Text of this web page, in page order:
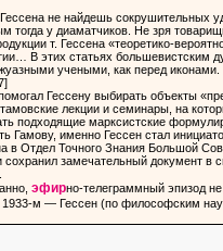
Гессена не найдешь сокрушительных
тогда у диаматчиков. Не зря
т. Гессена «теоретико-
В этих статьях большевистским
учеными, как перед
Гессену выбирать объекты
лекции и семинары, на
подходящие марксистские
Гамову, именно Гессен стал
в Отдел Точного Знания Большой
сохранил замечательный документ в
эфирно-телеграммный эпизод
1933-м — Гессен (по философским